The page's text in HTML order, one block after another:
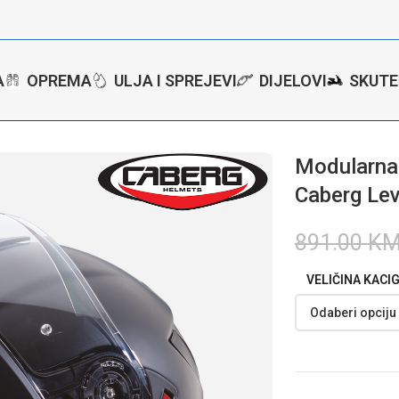
OPREMA ULJA I SPREJEVI DIJELOVI
Caberg
891.00
VELIČINA